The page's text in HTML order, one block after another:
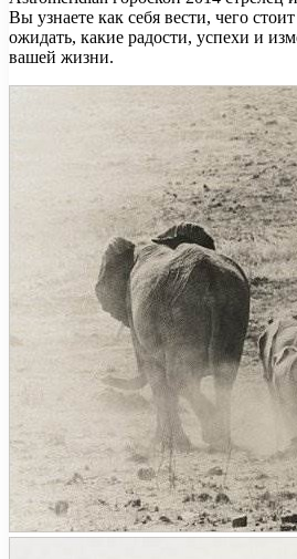
Вы узнаете как себя вести, чего
ожидать, какие радости, успехи и
вашей жизни.